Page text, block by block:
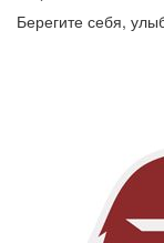
Берегите себя,